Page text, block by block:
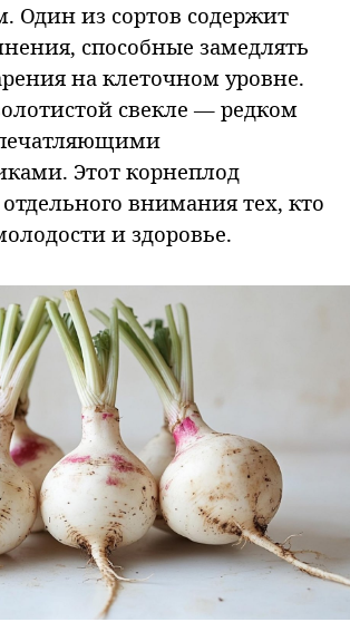
Один из сортов содержит
способные замедлять
на клеточном уровне.
свекле — редком
Этот корнеплод
внимания тех, кто
и здоровье.